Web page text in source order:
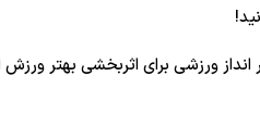
ورزشی برای اثربخشی بهتر ورزش